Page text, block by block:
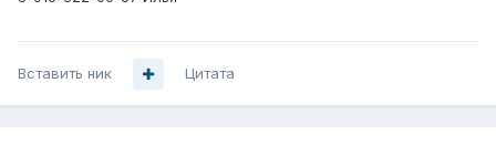
Вставить ник Цитата